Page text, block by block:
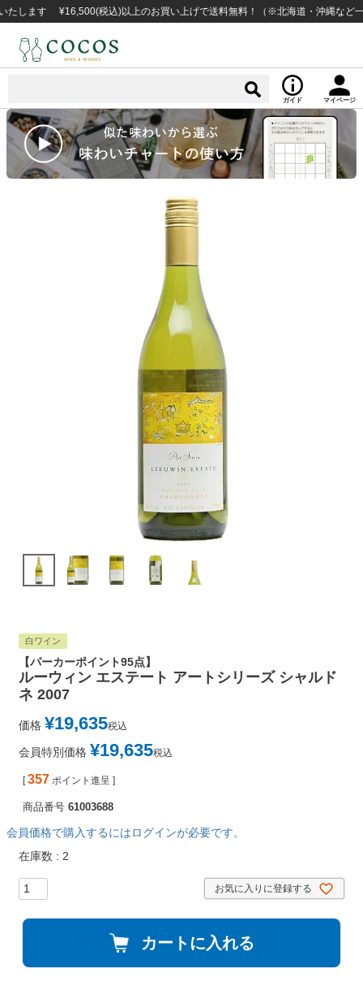
¥16,500(税込)以上のお買い上げで送料無料！（※北海道・沖縄など一部例外
ガイド マイページ
白ワイン
【パーカーポイント95点】
ルーウィン エステート アートシリーズ シャルド
ネ 2007
価格 ¥19,635税込
会員特別価格 ¥19,635税込
[ 357 ポイント進呈 ]
商品番号 61003688
会員価格で購入するにはログインが必要です。
在庫数
2
お気に入りに登録する
カートに入れる